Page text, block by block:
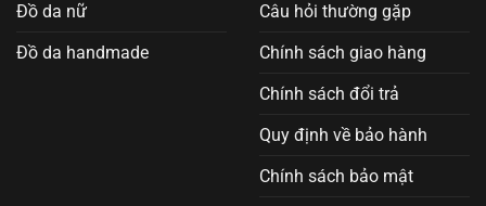
Đồ da nữ
Đồ da handmade
Câu hỏi thường gặp
Chính sách giao hàng
Chính sách đổi trả
Quy định về bảo hành
Chính sách bảo mật